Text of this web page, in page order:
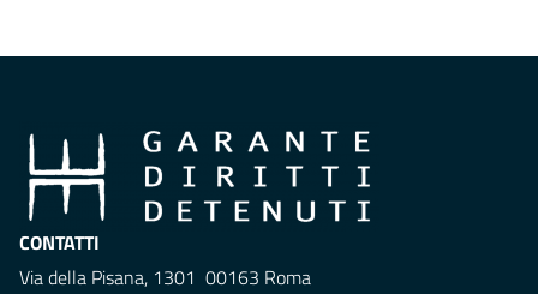
CONTATTI
Via della Pisana, 1301 00163 Roma